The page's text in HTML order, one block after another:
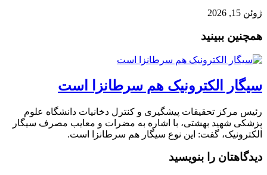
ژوئن 15, 2026
همچنین ببینید
سیگار الکترونیک هم سرطانزا است
رئیس مرکز تحقیقات پیشگیری و کنترل دخانیات دانشگاه علوم
پزشکی شهید بهشتی، با اشاره به مضرات و معایب مصرف سیگار
الکترونیک، گفت: این نوع سیگار هم سرطانزا است.
دیدگاهتان را بنویسید